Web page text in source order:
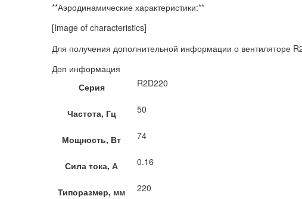
**Аэродинамические характеристики:**
[Image of characteristics]
Для получения дополнительной информации о
Доп информация
Серия
R2D220
Частота, Гц 50
Мощность, Вт 74
Сила тока, А 0.16
Типоразмер, мм 220